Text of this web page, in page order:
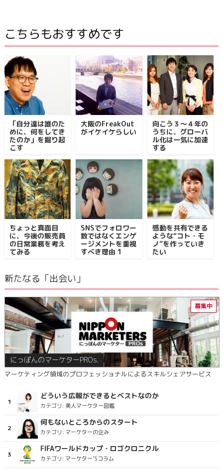
こちらもおすすめです
「自分達は誰のた
めに、何をしてき
たのか」を掘り起
こす
大阪のFreakOut
がイケイケらしい
向こう３～４年の
うちに、グローバ
ル化は一気に加速
する
ちょっと真面目
に、今後の販売員
の日常業務を考え
てみる
SNSでフォロワー
数ではなくエンゲ
ージメントを重視
すべき理由 1
感動を共有できる
ような“コト・モ
ノ”を作っていき
たい
新たなる「出会い」
にっぽんのマーケターPROs.
マーケティング領域のプロフェッショナルによるスキルシェアサービス
どういう広報ができるとベストなのか
カテゴリ: 美人マーケター図鑑
何もないところからのスタート
カテゴリ: マーケターの企み
FIFAワールドカップ・ロゴクロニクル
カテゴリ: マーケター’Sコラム